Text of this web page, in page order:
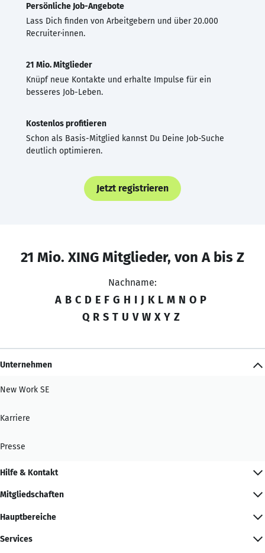
Persönliche Job-Angebote
Lass Dich finden von Arbeitgebern und über 20.000
Recruiter·innen.
21 Mio. Mitglieder
Knüpf neue Kontakte und erhalte Impulse für ein
besseres Job-Leben.
Kostenlos profitieren
Schon als Basis-Mitglied kannst Du Deine Job-Suche
deutlich optimieren.
Jetzt registrieren
21 Mio. XING Mitglieder, von A bis Z
Nachname:
A B C D E F G H I J K L M N O P
Q R S T U V W X Y Z
Unternehmen
New Work SE
Karriere
Presse
Hilfe & Kontakt
Mitgliedschaften
Hauptbereiche
Services